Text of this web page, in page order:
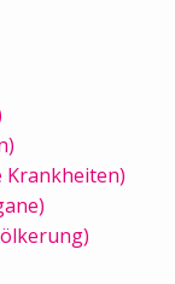
Krankheiten)